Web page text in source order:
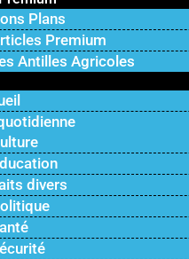
Plans
Premium
Antilles Agricoles
divers